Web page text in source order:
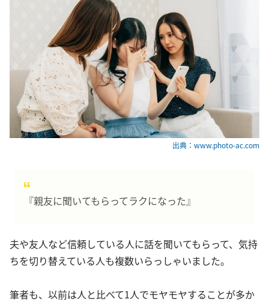
出典：www.photo-ac.com
『親友に聞いてもらってラクになった』
夫や友人など信頼している人に話を聞いてもらって、気持
ちを切り替えている人も複数いらっしゃいました。
筆者も、以前は人と比べて1人でモヤモヤすることが多か